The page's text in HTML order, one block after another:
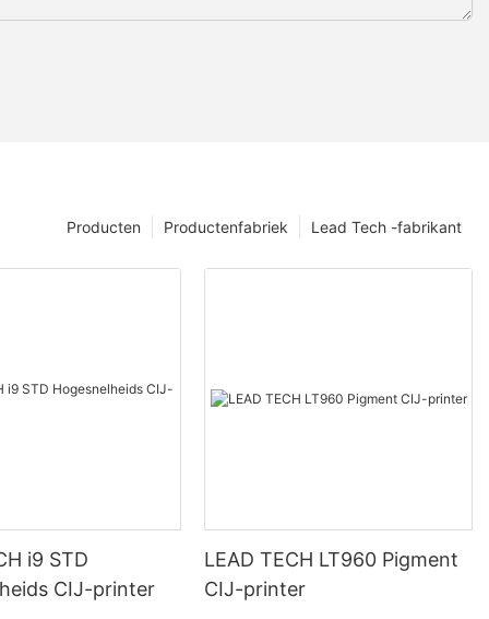
Lead Tech -fabrikant
Productenfabriek
Producten
i9 STD
CIJ-printer
LEAD TECH LT960 Pigment
CIJ-printer